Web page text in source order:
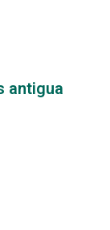
antigua